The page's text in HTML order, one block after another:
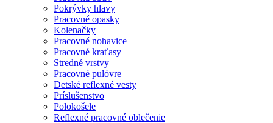
Pokrývky hlavy
Pracovné opasky
Kolenačky
Pracovné nohavice
Pracovné kraťasy
Stredné vrstvy
Pracovné pulóvre
Detské reflexné vesty
Príslušenstvo
Polokošele
Reflexné pracovné oblečenie